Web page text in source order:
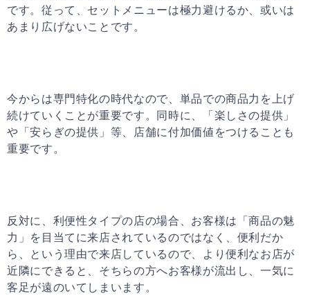
です。従って、セットメニューは極力避けるか、或いは
あまり広げないことです。
今からは専門特化の時代なので、単品での商品力を上げ
続けていくことが重要です。同時に、「楽しさの提供」
や「安らぎの提供」等、店舗に付加価値をつけることも
重要です。
反対に、利便性タイプの店の場合、お客様は「商品の魅
力」を目当てに来店されているのではなく、便利だか
ら、という理由で来店しているので、より便利なお店が
近隣にできると、そちらの方へお客様が流出し、一気に
客足が遠のいてしまいます。